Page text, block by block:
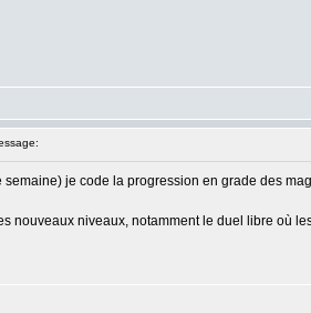
semaine) je code la progression en grade des
nouveaux niveaux, notamment le duel libre où